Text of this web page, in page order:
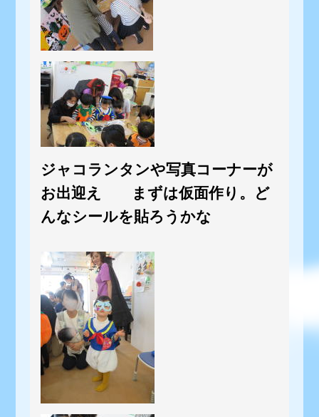
ジャコランタンや写真コーナーが
お出迎え まずは仮面作り。ど
んなシールを貼ろうかな